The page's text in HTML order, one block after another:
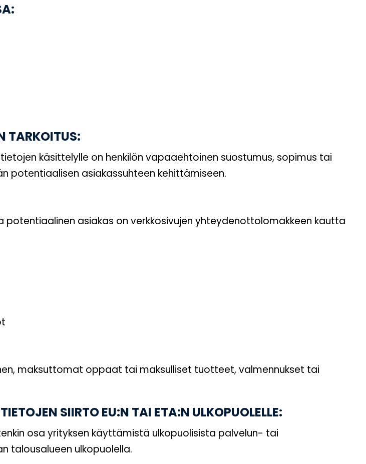
TARKOITUS:
käsittelylle on henkilön vapaaehtoinen suostumus, sopimus tai
potentiaalisen asiakassuhteen kehittämiseen.
asiakas on verkkosivujen yhteydenottolomakkeen kautta
maksuttomat oppaat tai maksulliset tuotteet, valmennukset tai
SIIRTO EU:N TAI ETA:N ULKOPUOLELLE:
osa yrityksen käyttämistä ulkopuolisista palvelun- tai
talousalueen ulkopuolella.